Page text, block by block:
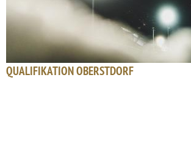
QUALIFIKATION OBERSTDORF